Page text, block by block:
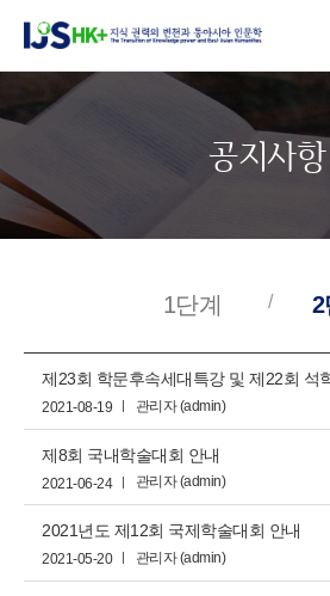
공지사항
1단계 2
제23회 학문후속세대특강 및 제22회 석
2021-08-19 관리자 (admin)
제8회 국내학술대회 안내
2021-06-24 관리자 (admin)
2021년도 제12회 국제학술대회 안내
2021-05-20 관리자 (admin)